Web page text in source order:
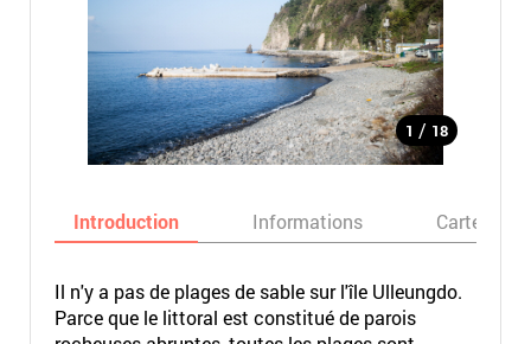
1 / 18
Introduction Informations Carte
Il n'y a pas de plages de sable sur l'île Ulleungdo.
Parce que le littoral est constitué de parois